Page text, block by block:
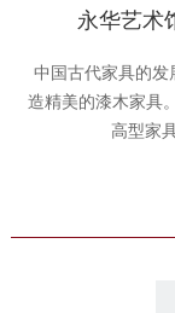
永华艺术
中国古代家具的
造精美的漆木家具
高型家